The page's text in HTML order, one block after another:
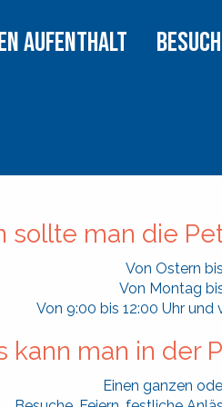
AUFENTHALT
sollte man die
Von Ostern
Von Montag
Von 9:00 bis 12:00 Uhr und
kann man in der
Einen ganzen